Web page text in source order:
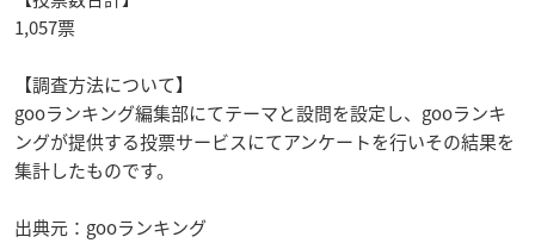
1,057票
【調査方法について】
gooランキング編集部にてテーマと設問を設定し、gooランキ
ングが提供する投票サービスにてアンケートを行いその結果を
集計したものです。
出典元：gooランキング